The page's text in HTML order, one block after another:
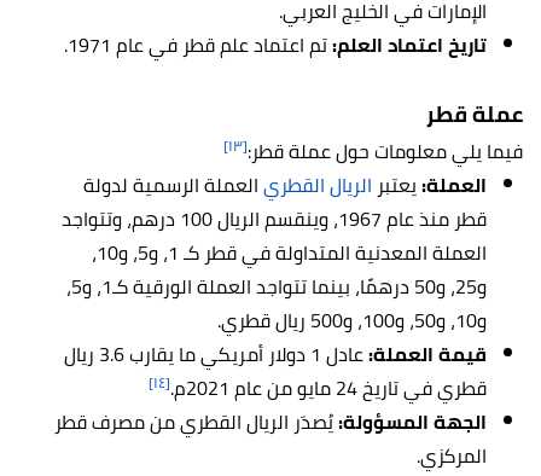
الإمارات في الخليج العربي.
تاريخ اعتماد العلم:تم اعتماد علم قطر في عام 1971.
عملة قطر
فيما يلي معلومات حول عملة قطر:[١٣]
العملة:يعتبر الريال القطريالعملة الرسمية لدولة
قطر منذ عام 1967،
وينقسم الريال 100 درهم، وتتواجد
العملة المعدنية المتداولة في قطر كـ 1، و5، و10،
و25، و50 درهمًا، بينما
تتواجد ا
لعملة الورقية كـ1، و5،
و10، و50، و100، و500 ريال قطري.
قيمة العملة:عادل
1 دولار أمريكي ما يقارب 3.6 ريال
قطري في تاريخ 24 مايو من عام 2021م.
[١٤]
الجهة المسؤولة:يُصدَر الريال القطري من مصرف قطر
المركزي.